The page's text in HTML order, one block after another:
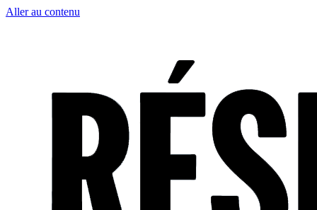
Aller au contenu